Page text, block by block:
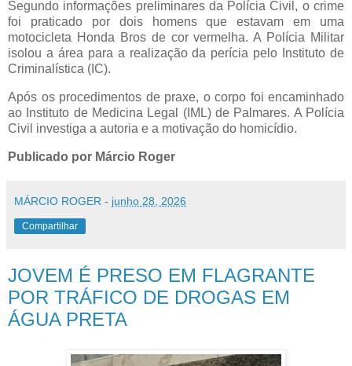
Segundo informações preliminares da Polícia Civil, o crime
foi praticado por dois homens que estavam em uma
motocicleta Honda Bros de cor vermelha. A Polícia Militar
isolou a área para a realização da perícia pelo Instituto de
Criminalística (IC).
Após os procedimentos de praxe, o corpo foi encaminhado
ao Instituto de Medicina Legal (IML) de Palmares. A Polícia
Civil investiga a autoria e a motivação do homicídio.
Publicado por Márcio Roger
MÁRCIO ROGER - junho 28, 2026
Compartilhar
JOVEM É PRESO EM FLAGRANTE
POR TRÁFICO DE DROGAS EM
ÁGUA PRETA